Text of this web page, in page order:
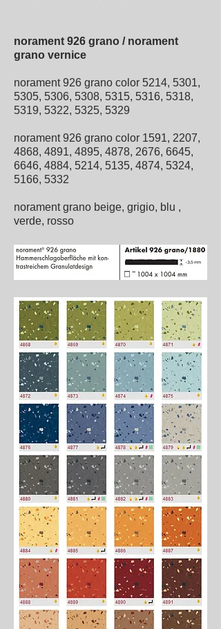
norament 926 grano / norament
grano vernice
norament 926 grano color 5214, 5301,
5305, 5306, 5308, 5315, 5316, 5318,
5319, 5322, 5325, 5329
norament 926 grano color 1591, 2207,
4868, 4891, 4895, 4878, 2676, 6645,
6646, 4884, 5214, 5135, 4874, 5324,
5166, 5332
norament grano beige, grigio, blu ,
verde, rosso